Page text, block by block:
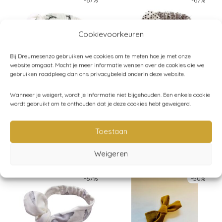
Cookievoorkeuren
Bij Dreumesenzo gebruiken we cookies om te meten hoe je met onze
website omgaat. Mocht je meer informatie wensen over de cookies die we
gebruiken raadpleeg dan ons privacybeleid onderin deze website.
Wanneer je weigert, wordt je informatie niet bijgehouden. Een enkele cookie
wordt gebruikt om te onthouden dat je deze cookies hebt geweigerd.
Toestaan
Weigeren
Mies & Co Haarband
baby Cloud Dancers
Mies & Co Baby
Haarband Cozy Dots
-67% -50%